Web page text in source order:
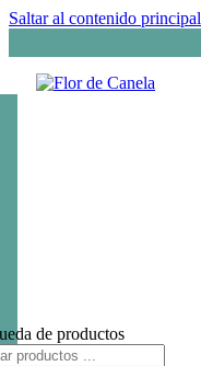
Saltar al contenido principal
de productos